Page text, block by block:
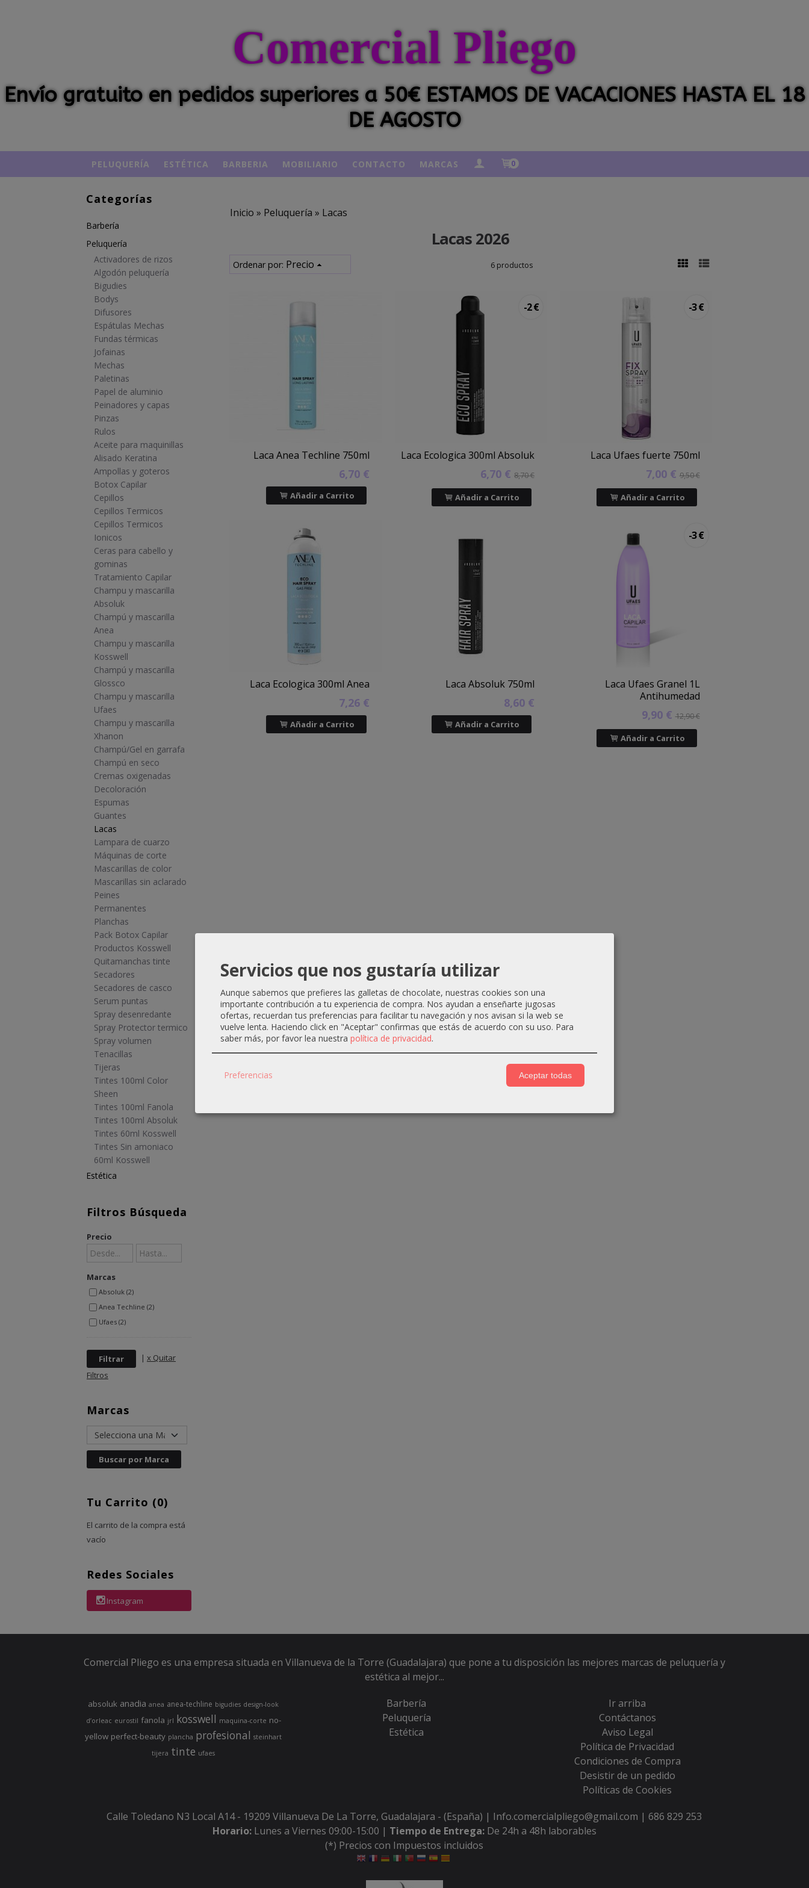
Comercial Pliego
Envío gratuito en pedidos superiores a 50€ ESTAMOS DE VACACIONES HASTA EL 18
DE AGOSTO
PELUQUERÍA ESTÉTICA BARBERIA MOBILIARIO CONTACTO MARCAS 0
Categorías
Barbería
Peluquería
Activadores de rizos
Algodón peluquería
Bigudies
Bodys
Difusores
Espátulas Mechas
Fundas térmicas
Jofainas
Mechas
Paletinas
Papel de aluminio
Peinadores y capas
Pinzas
Rulos
Aceite para maquinillas
Alisado Keratina
Ampollas y goteros
Botox Capilar
Cepillos
Cepillos Termicos
Cepillos Termicos
Ionicos
Ceras para cabello y
gominas
Tratamiento Capilar
Champu y mascarilla
Absoluk
Champú y mascarilla
Anea
Champu y mascarilla
Kosswell
Champú y mascarilla
Glossco
Champu y mascarilla
Ufaes
Champu y mascarilla
Xhanon
Champú/Gel en garrafa
Champú en seco
Cremas oxigenadas
Decoloración
Espumas
Guantes
Lacas
Lampara de cuarzo
Máquinas de corte
Mascarillas de color
Mascarillas sin aclarado
Peines
Permanentes
Planchas
Pack Botox Capilar
Productos Kosswell
Quitamanchas tinte
Secadores
Secadores de casco
Serum puntas
Spray desenredante
Spray Protector termico
Spray volumen
Tenacillas
Tijeras
Tintes 100ml Color
Sheen
Tintes 100ml Fanola
Tintes 100ml Absoluk
Tintes 60ml Kosswell
Tintes Sin amoniaco
60ml Kosswell
Estética
Filtros Búsqueda
Precio
Marcas
Absoluk (2)
Anea Techline (2)
Ufaes (2)
| x Quitar
Filtros
Marcas
Tu Carrito (0)
El carrito de la compra está
vacío
Redes Sociales
Instagram
Inicio » Peluquería » Lacas
Lacas 2026
Ordenar por: Precio 6 productos
Laca Anea Techline 750ml
6,70 €
Añadir a Carrito
-2 €
Laca Ecologica 300ml Absoluk
6,70 €8,70 €
Añadir a Carrito
-3 €
Laca Ufaes fuerte 750ml
7,00 € 9,50 €
Añadir a Carrito
Laca Ecologica 300ml Anea
7,26 €
Añadir a Carrito
Laca Absoluk 750ml
8,60 €
Añadir a Carrito
-3 €
Laca Ufaes Granel 1L
Antihumedad
9,90 € 12,90 €
Añadir a Carrito
Comercial Pliego es una empresa situada en Villanueva de la Torre (Guadalajara) que pone a tu disposición las mejores marcas de peluquería y
estética al mejor...
absoluk anadia anea anea-techline bigudies design-look
d’orleac eurostil fanola jrl kosswell maquina-corte no-
yellow perfect-beauty plancha profesional steinhart
tijera tinte ufaes
Barbería
Peluquería
Estética
Ir arriba
Contáctanos
Aviso Legal
Política de Privacidad
Condiciones de Compra
Desistir de un pedido
Políticas de Cookies
Calle Toledano N3 Local A14 - 19209 Villanueva De La Torre, Guadalajara - (España) | Info.comercialpliego@gmail.com |686 829 253
Horario: Lunes a Viernes 09:00-15:00 | Tiempo de Entrega: De 24h a 48h laborables
(*) Precios con Impuestos incluidos
Servicios que nos gustaría utilizar
Aunque sabemos que prefieres las galletas de chocolate, nuestras cookies son una
importante contribución a tu experiencia de compra. Nos ayudan a enseñarte jugosas
ofertas, recuerdan tus preferencias para facilitar tu navegación y nos avisan si la web se
vuelve lenta. Haciendo click en "Aceptar" confirmas que estás de acuerdo con su uso. Para
saber más, por favor lea nuestra política de privacidad.
Preferencias Aceptar todas